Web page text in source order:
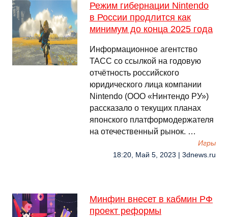
Режим гибернации Nintendo
в России продлится как
минимум до конца 2025 года
Информационное агентство
ТАСС со ссылкой на годовую
отчётность российского
юридического лица компании
Nintendo (ООО «Нинтендо РУ»)
рассказало о текущих планах
японского платформодержателя
на отечественный рынок. …
Игры
18:20, Май 5, 2023 | 3dnews.ru
Минфин внесет в кабмин РФ
проект реформы